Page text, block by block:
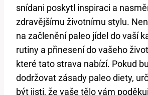
snídani poskytl inspiraci a
zdravějšímu životnímu stylu.
na začlenění paleo jídel do vaší
rutiny a přinesení do vašeho
které tato strava nabízí. Pokud
dodržovat zásady paleo diety,
být jisti, že vaše tělo vám